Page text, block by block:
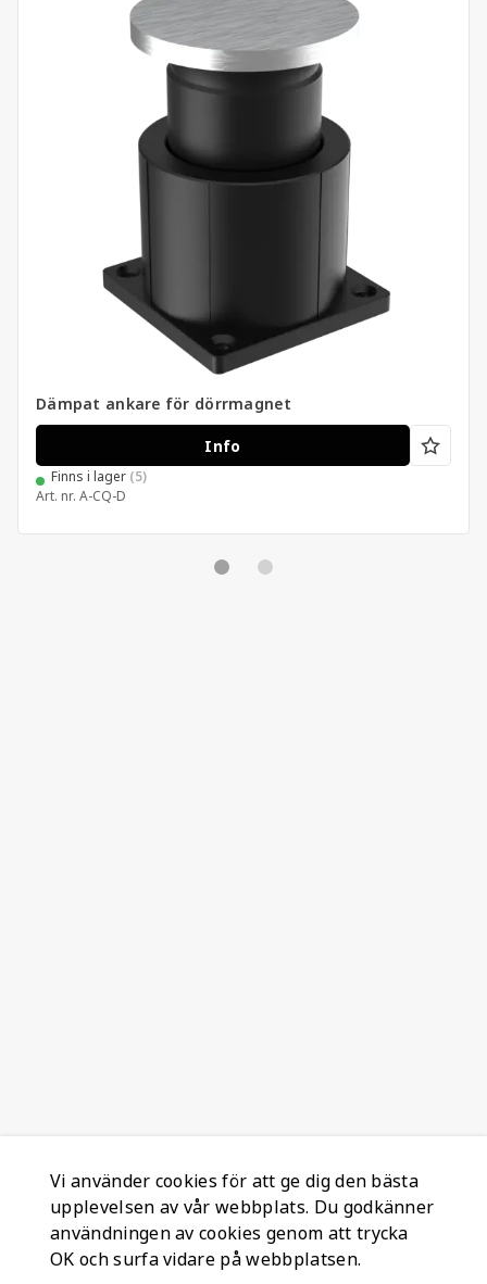
Dämpat ankare för dörrmagnet
Info
Finns i lager (5)
Art. nr. A-CQ-D
Vi använder cookies för att ge dig den bästa
upplevelsen av vår webbplats. Du godkänner
användningen av cookies genom att trycka
OK och surfa vidare på webbplatsen.